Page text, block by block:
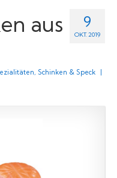
9
OKT. 2019
aus
, Schinken & Speck